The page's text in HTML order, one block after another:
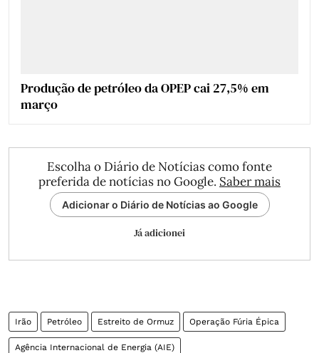
Produção de petróleo da OPEP cai 27,5% em
março
Escolha o Diário de Notícias como fonte
preferida de notícias no Google. Saber mais
Adicionar o Diário de Notícias ao Google
Já adicionei
Irão Petróleo Estreito de Ormuz Operação Fúria Épica
Agência Internacional de Energia (AIE)